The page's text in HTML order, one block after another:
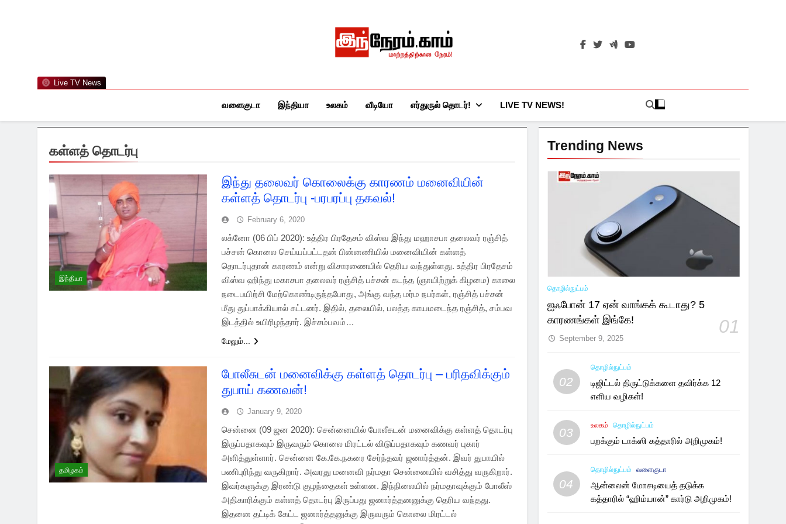
Live TV News இந்நேரம்.காம்
வளைகுடா இந்தியா உலகம் வீடியோ எர்துருல் தொடர்! LIVE TV NEWS!
கள்ளத் தொடர்பு
இந்தியா
இந்து தலைவர் கொலைக்கு காரணம் மனைவியின்
கள்ளத் தொடர்பு -பரபரப்பு தகவல்!
February 6, 2020
லக்னோ (06 பிப் 2020): உத்திர பிரதேசம் விஸ்வ இந்து மஹாசபா தலைவர் ரஞ்சித்
பச்சன் கொலை செய்யப்பட்டதன் பின்னணியில் மனைவியின் கள்ளத்
தொடர்புதான் காரணம் என்று விசாரணையில் தெரிய வந்துள்ளது. உத்திர பிரதேசம்
விஸ்வ ஹிந்து மகாசபா தலைவர் ரஞ்சித் பச்சன் கடந்த (ஞாயிற்றுக் கிழமை) காலை
நடைபயிற்சி மேற்கொண்டிருந்தபோது, அங்கு வந்த மர்ம நபர்கள், ரஞ்சித் பச்சன்
மீது துப்பாக்கியால் சுட்டனர். இதில், தலையில், பலத்த காயமடைந்த ரஞ்சித், சம்பவ
இடத்தில் உயிரிழந்தார். இச்சம்பவம்…
மேலும்...
தமிழகம்
போலீசுடன் மனைவிக்கு கள்ளத் தொடர்பு – பரிதவிக்கும்
துபாய் கணவன்!
January 9, 2020
சென்னை (09 ஜன 2020): சென்னையில் போலீசுடன் மனைவிக்கு கள்ளத் தொடர்பு
இருப்பதாகவும் இருவரும் கொலை மிரட்டல் விடுப்பதாகவும் கணவர் புகார்
அளித்துள்ளார். சென்னை கே.கே.நகரை சேர்ந்தவர் ஜனார்த்தன். இவர் துபாயில்
பணிபுரிந்து வருகிறார். அவரது மனைவி நர்மதா சென்னையில் வசித்து வருகிறார்.
இவர்களுக்கு இரண்டு குழந்தைகள் உள்ளன. இந்நிலையில் நர்மதாவுக்கும் போலீஸ்
அதிகாரிக்கும் கள்ளத் தொடர்பு இருப்பது ஜனார்த்தனனுக்கு தெரிய வந்தது.
இதனை தட்டிக் கேட்ட ஜனார்த்தனுக்கு இருவரும் கொலை மிரட்டல்
Trending News
தொழில்நுட்பம்
ஐஃபோன் 17 ஏன் வாங்கக் கூடாது? 5
காரணங்கள் இங்கே!
01
September 9, 2025
02
தொழில்நுட்பம்
டிஜிட்டல் திருட்டுக்களை தவிர்க்க 12
எளிய வழிகள்!
03
உலகம் தொழில்நுட்பம்
பறக்கும் டாக்ஸி கத்தாரில் அறிமுகம்!
04
தொழில்நுட்பம் வளைகுடா
ஆன்லைன் மோசடியைத் தடுக்க
கத்தாரில் “ஹிம்யான்” கார்டு அறிமுகம்!